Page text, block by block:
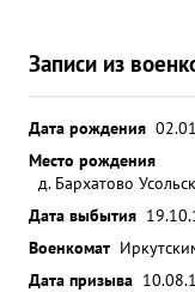
Записи из
Дата рождения
Место рождения
д. Бархатово
Дата выбытия
Военкомат
Дата призыва